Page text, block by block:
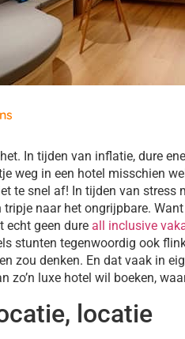
In tijden van inflatie, dure
weg in een hotel misschien
te snel af! In tijden van stress
tripje naar het ongrijpbare.
echt geen dure all inclusive
stunten tegenwoordig ook
zou denken. En dat vaak in
zo’n luxe hotel wil boeken,
locatie